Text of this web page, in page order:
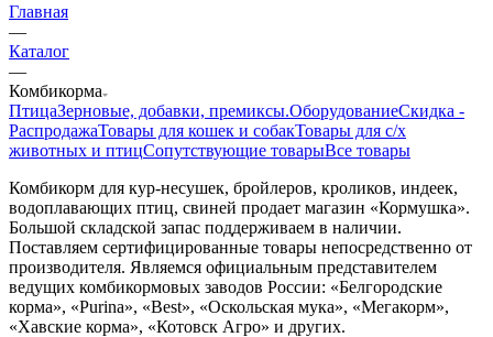
Главная
—
Каталог
—
Комбикорма
ПтицаЗерновые, добавки, премиксы.ОборудованиеСкидка -
РаспродажаТовары для кошек и собакТовары для с/х
животных и птицСопутствующие товарыВсе товары
Комбикорм для кур-несушек, бройлеров, кроликов, индеек,
водоплавающих птиц, свиней продает магазин «Кормушка».
Большой складской запас поддерживаем в наличии.
Поставляем сертифицированные товары непосредственно от
производителя. Являемся официальным представителем
ведущих комбикормовых заводов России: «Белгородские
корма», «Purina», «Best», «Оскольская мука», «Мегакорм»,
«Хавские корма», «Котовск Агро» и других.